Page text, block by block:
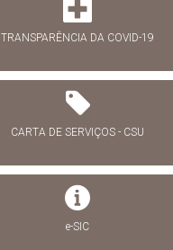
TRANSPARÊNCIA DA COVID-19
CARTA DE SERVIÇOS - CSU
e-SIC